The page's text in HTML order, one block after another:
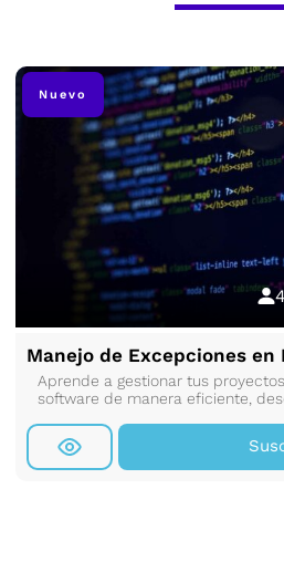
Nuevo
Manejo de Excepciones en
Aprende a gestionar tus
software de manera eficiente,